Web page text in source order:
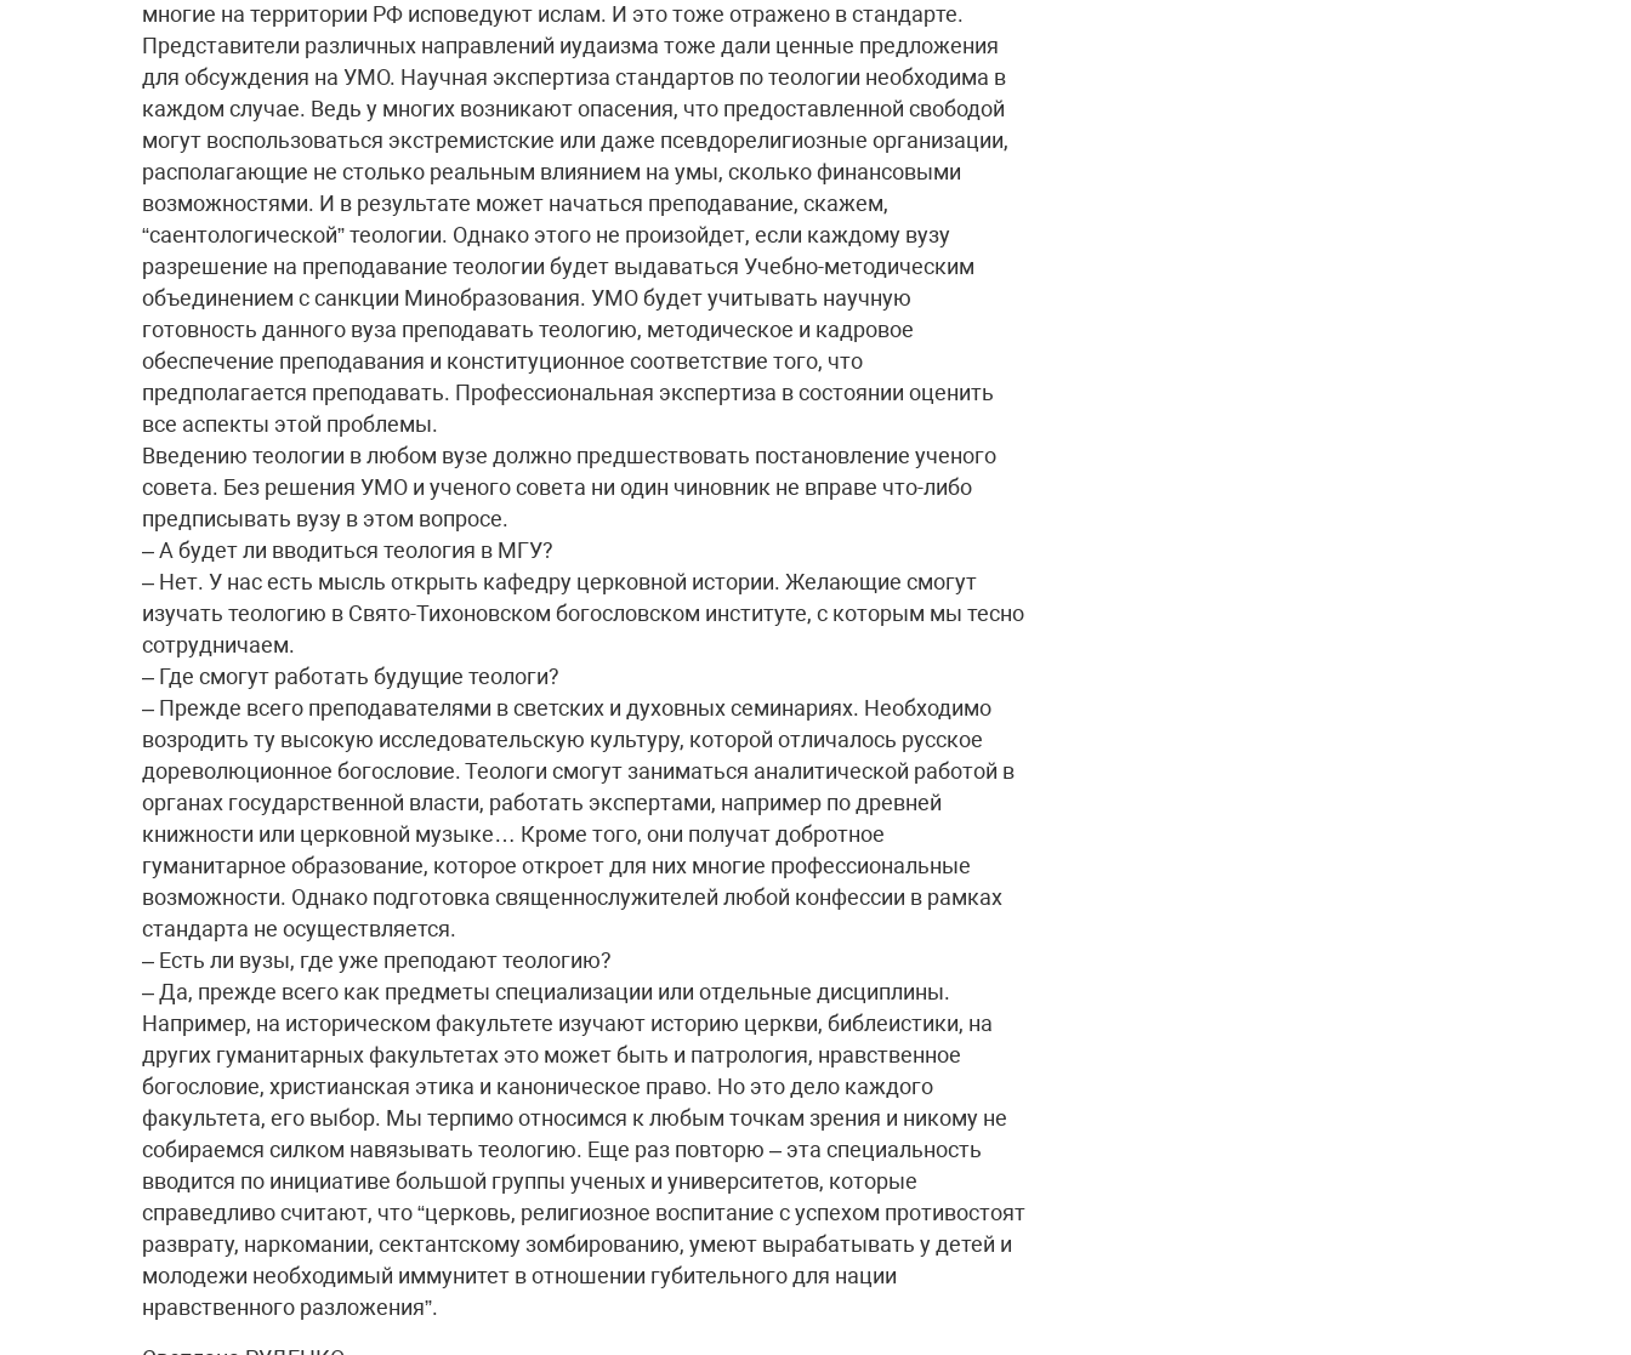
многие на территории РФ исповедуют ислам. И это тоже отражено в стандарте.
Представители различных направлений иудаизма тоже дали ценные предложения
для обсуждения на УМО. Научная экспертиза стандартов по теологии необходима в
каждом случае. Ведь у многих возникают опасения, что предоставленной свободой
могут воспользоваться экстремистские или даже псевдорелигиозные организации,
располагающие не столько реальным влиянием на умы, сколько финансовыми
возможностями. И в результате может начаться преподавание, скажем,
“саентологической” теологии. Однако этого не произойдет, если каждому вузу
разрешение на преподавание теологии будет выдаваться Учебно-методическим
объединением с санкции Минобразования. УМО будет учитывать научную
готовность данного вуза преподавать теологию, методическое и кадровое
обеспечение преподавания и конституционное соответствие того, что
предполагается преподавать. Профессиональная экспертиза в состоянии оценить
все аспекты этой проблемы.
Введению теологии в любом вузе должно предшествовать постановление ученого
совета. Без решения УМО и ученого совета ни один чиновник не вправе что-либо
предписывать вузу в этом вопросе.
– А будет ли вводиться теология в МГУ?
– Нет. У нас есть мысль открыть кафедру церковной истории. Желающие смогут
изучать теологию в Свято-Тихоновском богословском институте, с которым мы тесно
сотрудничаем.
– Где смогут работать будущие теологи?
– Прежде всего преподавателями в светских и духовных семинариях. Необходимо
возродить ту высокую исследовательскую культуру, которой отличалось русское
дореволюционное богословие. Теологи смогут заниматься аналитической работой в
органах государственной власти, работать экспертами, например по древней
книжности или церковной музыке… Кроме того, они получат добротное
гуманитарное образование, которое откроет для них многие профессиональные
возможности. Однако подготовка священнослужителей любой конфессии в рамках
стандарта не осуществляется.
– Есть ли вузы, где уже преподают теологию?
– Да, прежде всего как предметы специализации или отдельные дисциплины.
Например, на историческом факультете изучают историю церкви, библеистики, на
других гуманитарных факультетах это может быть и патрология, нравственное
богословие, христианская этика и каноническое право. Но это дело каждого
факультета, его выбор. Мы терпимо относимся к любым точкам зрения и никому не
собираемся силком навязывать теологию. Еще раз повторю – эта специальность
вводится по инициативе большой группы ученых и университетов, которые
справедливо считают, что “церковь, религиозное воспитание с успехом противостоят
разврату, наркомании, сектантскому зомбированию, умеют вырабатывать у детей и
молодежи необходимый иммунитет в отношении губительного для нации
нравственного разложения”.